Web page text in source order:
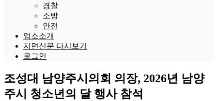
경찰
소방
안전
업소소개
지면신문 다시보기
로그인
조성대 남양주시의회 의장, 2026년 남양
주시 청소년의 달 행사 참석